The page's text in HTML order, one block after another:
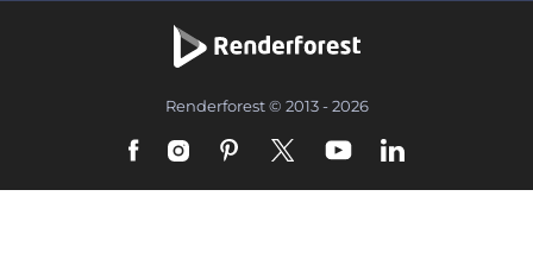
Renderforest © 2013 - 2026